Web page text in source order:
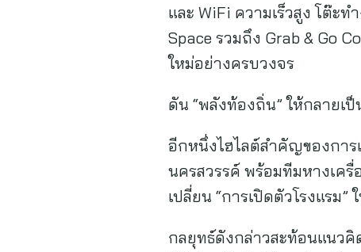
และ WiFi ความเร็วสูง โต๊ะ
Space รวมถึง Grab & Go
ใหม่อย่างครบวงจร
ดัน “พลังท้องถิ่น” ให้กลายเ
อีกหนึ่งไฮไลต์สำคัญของการ
นครสวรรค์ พร้อมทีมหางเครื่
เปลี่ยน “การเปิดตัวโรงแร
กลยุทธ์ดังกล่าวสะท้อนแนวคิ